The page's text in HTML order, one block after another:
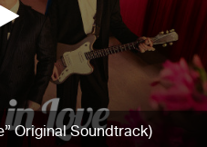
Original Soundtrack)